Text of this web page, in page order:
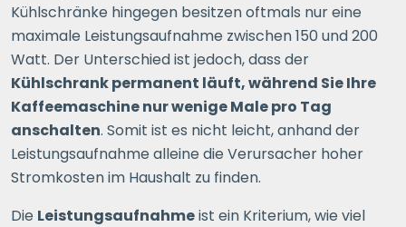
Kühlschränke hingegen besitzen oftmals nur eine
maximale Leistungsaufnahme zwischen 150 und 200
Watt. Der Unterschied ist jedoch, dass der
Kühlschrank permanent läuft, während Sie Ihre
Kaffeemaschine nur wenige Male pro Tag
anschalten. Somit ist es nicht leicht, anhand der
Leistungsaufnahme alleine die Verursacher hoher
Stromkosten im Haushalt zu finden.
Die Leistungsaufnahmeist ein Kriterium, wie viel